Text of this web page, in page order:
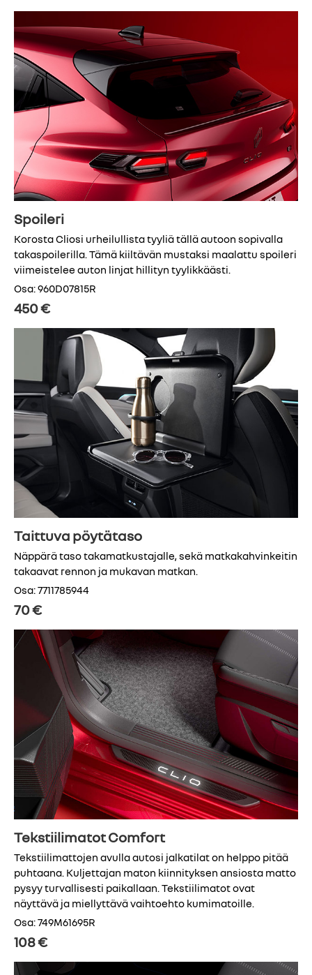
Spoileri
Korosta Cliosi urheilullista tyyliä tällä autoon sopivalla
takaspoilerilla. Tämä kiiltävän mustaksi maalattu spoileri
viimeistelee auton linjat hillityn tyylikkäästi.
Osa: 960D07815R
450 €
Taittuva pöytätaso
Näppärä taso takamatkustajalle, sekä matkakahvinkeitin
takaavat rennon ja mukavan matkan.
Osa: 7711785944
70 €
Tekstiilimatot Comfort
Tekstiilimattojen avulla autosi jalkatilat on helppo pitää
puhtaana. Kuljettajan maton kiinnityksen ansiosta matto
pysyy turvallisesti paikallaan. Tekstiilimatot ovat
näyttävä ja miellyttävä vaihtoehto kumimatoille.
Osa: 749M61695R
108 €